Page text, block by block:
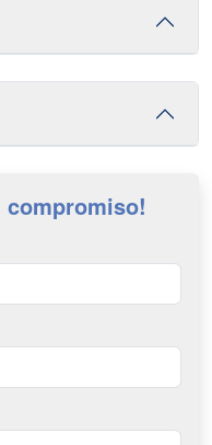
compromiso!